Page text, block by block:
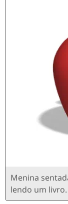
Menina
lendo um livro.